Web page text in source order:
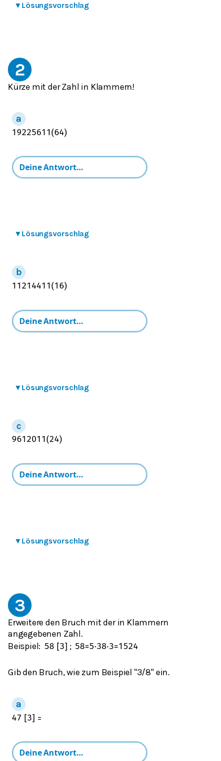
▾ Lösungsvorschlag
2
Kürze mit der Zahl in Klammern!
19225611 (64)
▾ Lösungsvorschlag
11214411 (16)
▾ Lösungsvorschlag
9612011 (24)
▾ Lösungsvorschlag
3
Erweitere den Bruch mit der in Klammern
angegebenen Zahl.
Beispiel: 58 [3] ; 58=5⋅38⋅3=1524
Gib den Bruch, wie zum Beispiel "3/8" ein.
47 [3] =